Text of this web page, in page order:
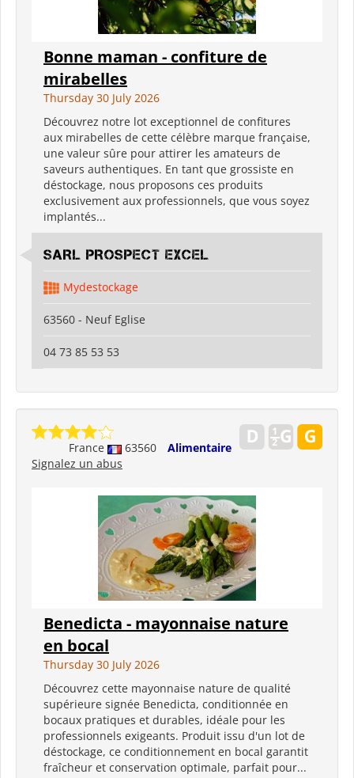
Bonne maman - confiture de
mirabelles
Thursday 30 July 2026
Découvrez notre lot exceptionnel de confitures
aux mirabelles de cette célèbre marque française,
une valeur sûre pour attirer les amateurs de
saveurs authentiques. En tant que grossiste en
déstockage, nous proposons ces produits
exclusivement aux professionnels, que vous soyez
implantés...
SARL PROSPECT EXCEL
Mydestockage
63560 - Neuf Eglise
04 73 85 53 53
France 63560
Alimentaire
Signalez un abus
Benedicta - mayonnaise nature
en bocal
Thursday 30 July 2026
Découvrez cette mayonnaise nature de qualité
supérieure signée Benedicta, conditionnée en
bocaux pratiques et durables, idéale pour les
professionnels exigeants. Produit issu d'un lot de
déstockage, ce conditionnement en bocal garantit
fraîcheur et conservation optimale, parfait pour...